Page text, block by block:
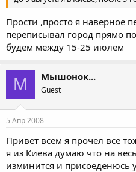
Прости ,просто я наверное
переписывал город прямо
будем между 15-25 июлем
М Мышонок...
Guest
5 Апр 2008
Привет всем я прочел все
я из Киева думаю что на
изминится и присоеденюсь